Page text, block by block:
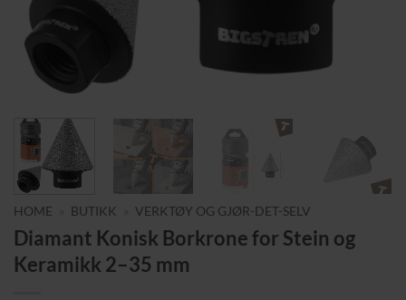
HOME BUTIKK VERKTØY OG GJØR-DET-SELV
Diamant Konisk Borkrone for Stein og
Keramikk 2–35 mm